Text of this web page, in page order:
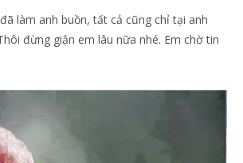
làm anh buồn, tất cả cũng chỉ tại anh
đừng giận em lâu nữa nhé. Em chờ tin